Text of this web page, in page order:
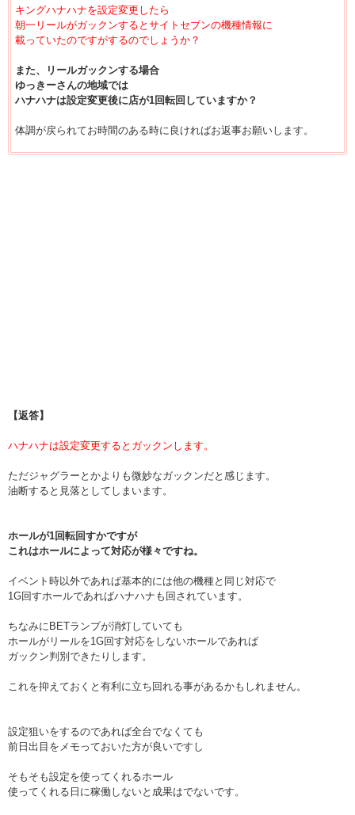
キングハナハナを設定変更したら
朝一リールがガックンするとサイトセブンの機種情報に
載っていたのですがするのでしょうか？
また、リールガックンする場合
ゆっきーさんの地域では
ハナハナは設定変更後に店が1回転回していますか？
体調が戻られてお時間のある時に良ければお返事お願いします。
【返答】
ハナハナは設定変更するとガックンします。
ただジャグラーとかよりも微妙なガックンだと感じます。
油断すると見落としてしまいます。
ホールが1回転回すかですが
これはホールによって対応が様々ですね。
イベント時以外であれば基本的には他の機種と同じ対応で
1G回すホールであればハナハナも回されています。
ちなみにBETランプが消灯していても
ホールがリールを1G回す対応をしないホールであれば
ガックン判別できたりします。
これを抑えておくと有利に立ち回れる事があるかもしれません。
設定狙いをするのであれば全台でなくても
前日出目をメモっておいた方が良いですし
そもそも設定を使ってくれるホール
使ってくれる日に稼働しないと成果はでないです。